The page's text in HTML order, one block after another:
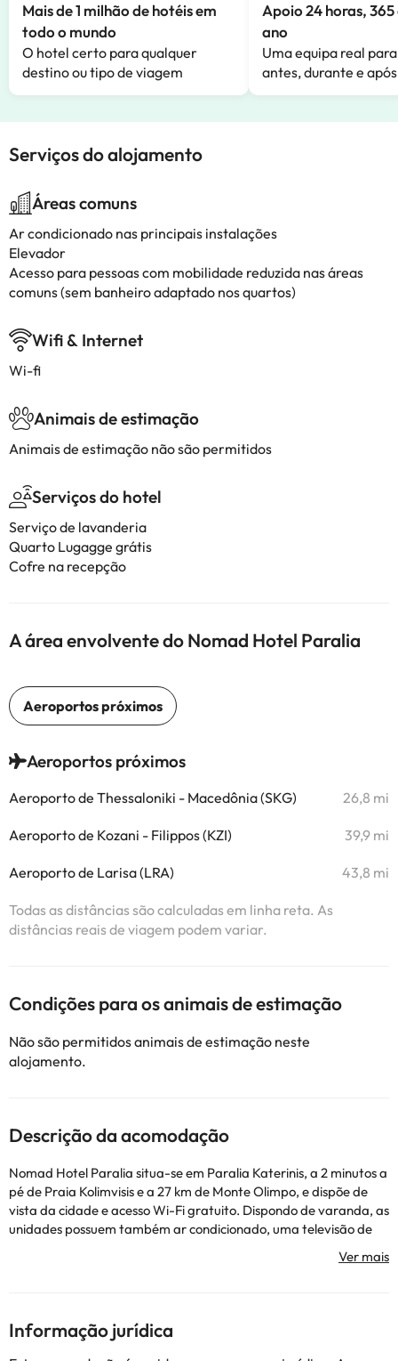
Mais de 1 milhão de hotéis em
todo o mundo
O hotel certo para qualquer
destino ou tipo de viagem
Apoio 24 horas,
ano
Uma equipa real
antes, durante e
Serviços do alojamento
Áreas comuns
Ar condicionado nas principais instalações
Elevador
Acesso para pessoas com mobilidade reduzida nas áreas
comuns (sem banheiro adaptado nos quartos)
Wifi & Internet
Wi-fi
Animais de estimação
Animais de estimação não são permitidos
Serviços do hotel
Serviço de lavanderia
Quarto Lugagge grátis
Cofre na recepção
A área envolvente do Nomad Hotel Paralia
Aeroportos próximos
Aeroporto de Thessaloniki - Macedônia (SKG) 26,8 mi
Aeroporto de Kozani - Filippos (KZI) 39,9 mi
Aeroporto de Larisa (LRA) 43,8 mi
Todas as distâncias são calculadas em linha reta. As
distâncias reais de viagem podem variar.
Condições para os animais de estimação
Não são permitidos animais de estimação neste
alojamento.
Descrição da acomodação
Nomad Hotel Paralia situa-se em Paralia Katerinis, a 2 minutos a
pé de Praia Kolimvisis e a 27 km de Monte Olimpo, e dispõe de
vista da cidade e acesso Wi-Fi gratuito. Dispondo de varanda, as
unidades possuem também ar condicionado, uma televisão de
ecrã plano e uma casa de banho privativa com chuveiro e
Mosteiro de Agios Dimitrios está a 42 km de distância. O
Aeroporto de Salonica-Macedónia fica a 96 km da propriedade.
Informação jurídica